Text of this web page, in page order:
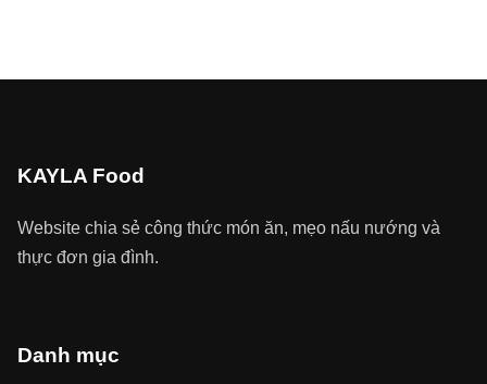
KAYLA Food
Website chia sẻ công thức món ăn, mẹo nấu nướng và
thực đơn gia đình.
Danh mục